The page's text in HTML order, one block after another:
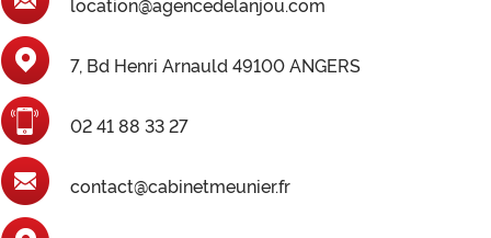
location@agencedelanjou.com
7, Bd Henri Arnauld 49100 ANGERS
02 41 88 33 27
contact@cabinetmeunier.fr